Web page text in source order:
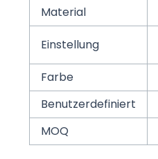
Material
Einstellung
Farbe
Benutzerdefiniert
MOQ